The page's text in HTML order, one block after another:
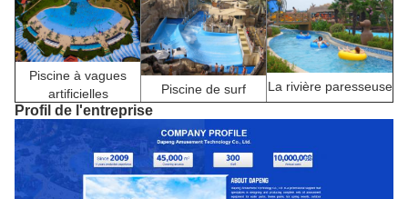
Piscine à vagues
artificielles
Piscine de surf La rivière paresseuse
Profil de l'entreprise